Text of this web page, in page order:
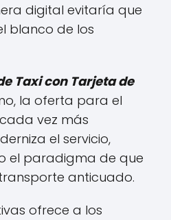
digital evitaría que
blanco de los
Taxi con Tarjeta de
la oferta para el
vez más
el servicio,
el paradigma de que
anticuado.
ofrece a los